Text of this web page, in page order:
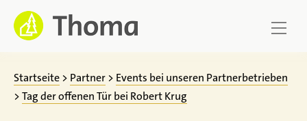
Zum
Inhalt
springen
Startseite > Partner > Events bei unseren Partnerbetrieben
>Tag der offenen Tür bei Robert Krug